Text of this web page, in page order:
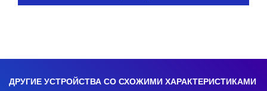
ДРУГИЕ УСТРОЙСТВА СО СХОЖИМИ ХАРАКТЕРИСТИКАМИ